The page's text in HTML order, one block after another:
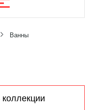
Ванны